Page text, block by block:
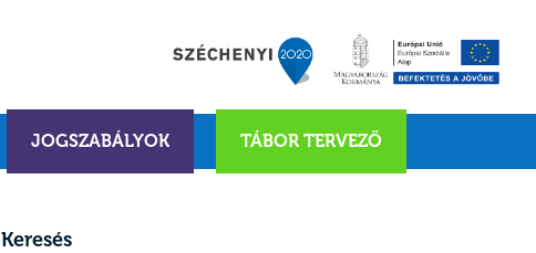
JOGSZABÁLYOK TÁBOR TERVEZŐ
Keresés